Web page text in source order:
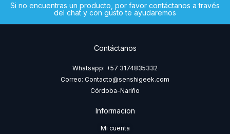
Si no encuentras un producto, por favor contáctanos a través
del chat y con gusto te ayudaremos
Contáctanos
Whatsapp: +57 3174835332
Correo: Contacto@senshigeek.com
Córdoba-Nariño
Informacion
Mi cuenta